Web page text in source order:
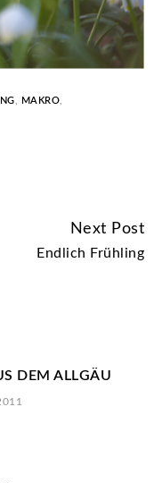
, MAKRO,
Next Post
Endlich Frühling
DEM ALLGÄU